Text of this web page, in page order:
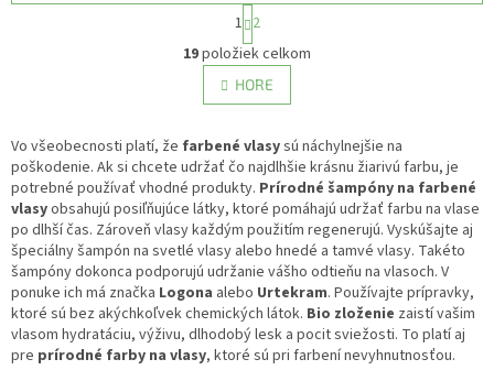
O
v
l
á
a
c
i
e
p
r
v
k
y
v
ý
S
t
r
á
n
k
v
a
n
i
e
1 2
19položiek celkom
HORE
Vo všeobecnosti platí, že farbené vlasysú náchylnejšie na
poškodenie. Ak si chcete udržať čo najdlhšie krásnu žiarivú farbu, je
potrebné používať vhodné produkty. Prírodné šampóny na farbené
vlasyobsahujú posiľňujúce látky, ktoré pomáhajú udržať farbu na vlase
po dlhší čas. Zároveň vlasy každým použitím regenerujú. Vyskúšajte aj
špeciálny šampón na svetlé vlasy alebo hnedé a tamvé vlasy. Takéto
šampóny dokonca podporujú udržanie vášho odtieňu na vlasoch. V
ponuke ich má značka Logona alebo Urtekram. Používajte prípravky,
ktoré sú bez akýchkoľvek chemických látok. Bio zloženie zaistí vašim
vlasom hydratáciu, výživu, dlhodobý lesk a pocit sviežosti. To platí aj
pre prírodné farby na vlasy, ktoré sú pri farbení nevyhnutnosťou.